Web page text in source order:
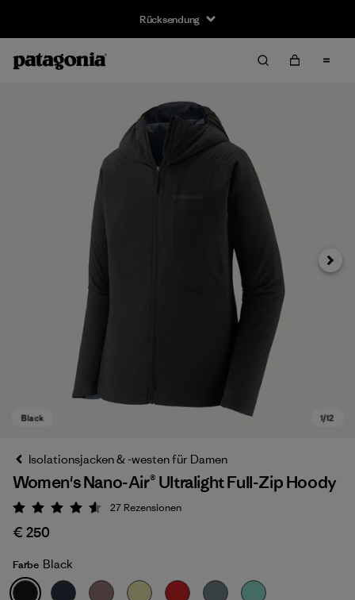
Rücksendung
Black
Weiter
Isolationsjacken & -westen für Damen
Women's Nano-Air® Ultralight Full-Zip Hoody
Bewertung: 4.6 / 5
27 Rezensionen
€ 250
Farbe Black